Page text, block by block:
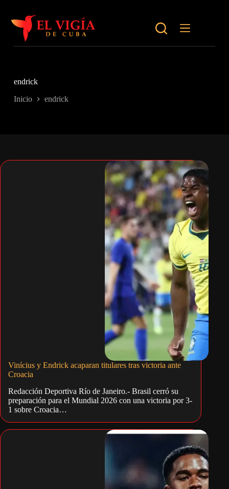
contenido
endrick
Inicio endrick
Vinícius y Endrick acaparan titulares tras victoria ante
Croacia
Redacción Deportiva Río de Janeiro.- Brasil cerró su
preparación para el Mundial 2026 con una victoria por 3-
1 sobre Croacia…